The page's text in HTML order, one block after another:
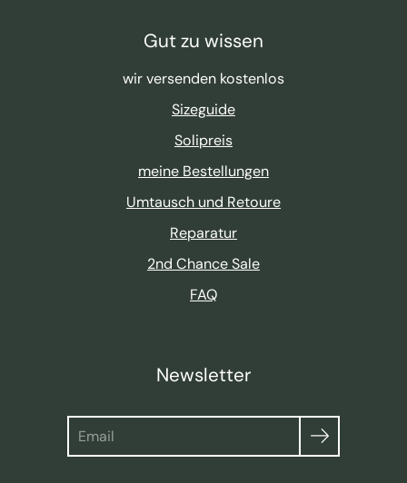
Gut zu wissen
wir versenden kostenlos
Sizeguide
Solipreis
meine Bestellungen
Umtausch und Retoure
Reparatur
2nd Chance Sale
FAQ
Newsletter